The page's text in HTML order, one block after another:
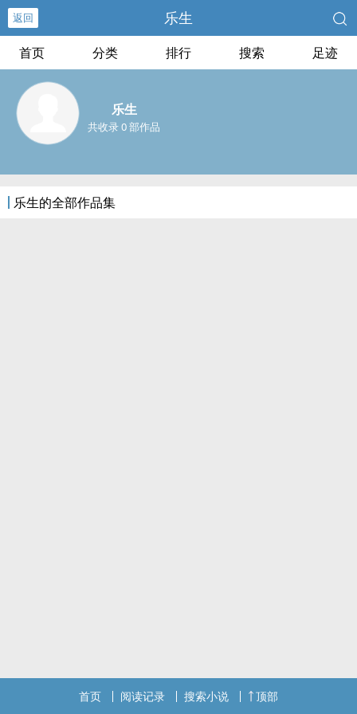
返回 乐生
首页 分类 排行 搜索 足迹
乐生
共收录 0 部作品
乐生的全部作品集
首页 阅读记录 搜索小说 顶部